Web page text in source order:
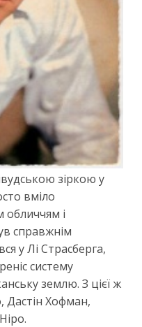
зіркою у
вміло
обличчям і
справжнім
у Лі Страсберга,
систему
землю. З цієї ж
Хофман,